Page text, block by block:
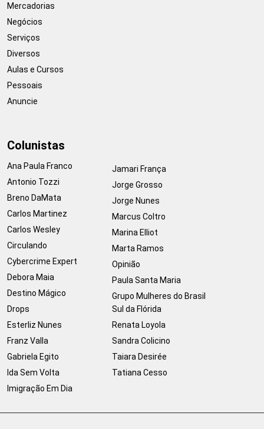
Mercadorias
Negócios
Serviços
Diversos
Aulas e Cursos
Pessoais
Anuncie
Colunistas
Ana Paula Franco
Antonio Tozzi
Breno DaMata
Carlos Martinez
Carlos Wesley
Circulando
Cybercrime Expert
Debora Maia
Destino Mágico
Drops
Esterliz Nunes
Franz Valla
Gabriela Egito
Ida Sem Volta
Imigração Em Dia
Jamari França
Jorge Grosso
Jorge Nunes
Marcus Coltro
Marina Elliot
Marta Ramos
Opinião
Paula Santa Maria
Grupo Mulheres do Brasil
Sul da Flórida
Renata Loyola
Sandra Colicino
Taiara Desirée
Tatiana Cesso